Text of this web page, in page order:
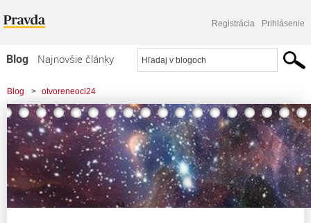
Registrácia Prihlásenie
Blog
Najnovšie články
Najčítanejšie články
Najkomentovanejšie články
Zoznam blogov
Komerčné blogy
Blog > otvoreneoci24
> Kollár prišiel na to, že potrebujeme krízový plán, len prosím, realistický, čo
bude fungovať.